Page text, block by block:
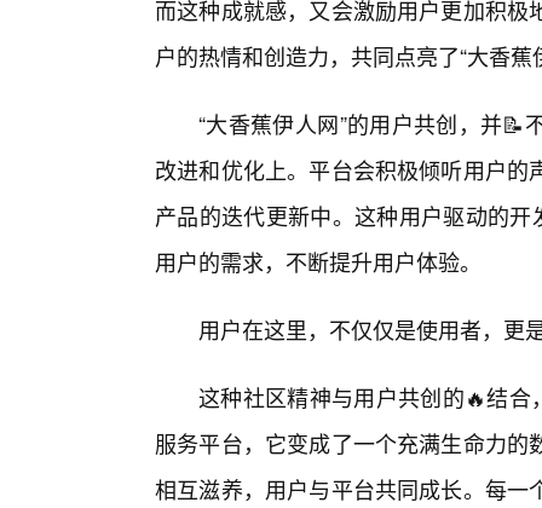
而这种成就感，又会激励用户更加积
户的热情和创造力，共同点亮了“大香
“大香蕉伊人网”的用户共创，并
改进和优化上。平台会积极倾听用户
产品的迭代更新中。这种用户驱动的
用户的需求，不断提升用户体验。
用户在这里，不仅仅是使用者，更
这种社区精神与用户共创的🔥结合
服务平台，它变成了一个充满生命力
相互滋养，用户与平台共同成长。每